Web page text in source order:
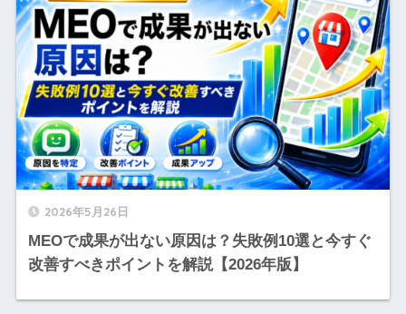
2026年5月26日
MEOで成果が出ない原因は？失敗例10選と今すぐ
改善すべきポイントを解説【2026年版】